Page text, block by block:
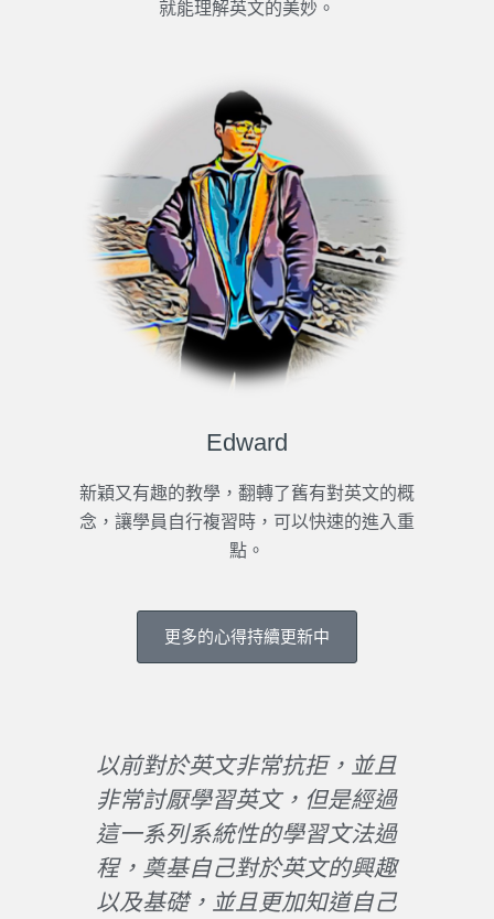
就能理解英文的美妙。
Edward
新穎又有趣的教學，翻轉了舊有對英文的概
念，讓學員自行複習時，可以快速的進入重
點。
更多的心得持續更新中
文非常抗拒，並且
習英文，但是經過
統性的學習文法過
己對於英文的興趣
並且更加知道自己
老師教學方式超棒的
習以來最投入與最期
一次。上完課後，突
文文章和寫英文信都
徬徨無助了